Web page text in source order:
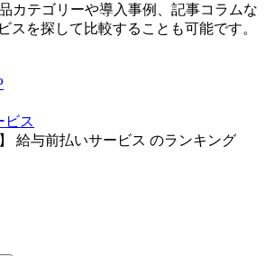
テゴリーや導入事例、記事コラムな
を探して比較することも可能です。
ス
給与前払いサービス のランキング